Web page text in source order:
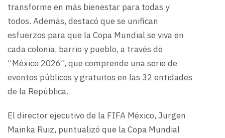
transforme en más bienestar para todas y
todos. Además, destacó que se unifican
esfuerzos para que la Copa Mundial se viva en
cada colonia, barrio y pueblo, a través de
“México 2026”, que comprende una serie de
eventos públicos y gratuitos en las 32 entidades
de la República.
El director ejecutivo de la FIFA México, Jurgen
Mainka Ruiz, puntualizó que la Copa Mundial